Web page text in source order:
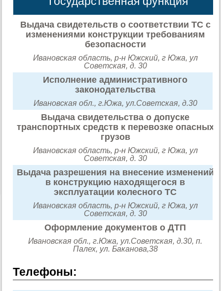
Выдача свидетельств о соответствии ТС с
изменениями конструкции требованиям
безопасности
Ивановская область, р-н Южский, г Южа, ул
Советская, д. 30
Исполнение административного
законодательства
Ивановская обл., г.Южа, ул.Советская, д.30
Выдача свидетельства о допуске
транспортных средств к перевозке опасных
грузов
Ивановская область, р-н Южский, г Южа, ул
Советская, д. 30
Выдача разрешения на внесение изменений
в конструкцию находящегося в
эксплуатации колесного ТС
Ивановская область, р-н Южский, г Южа, ул
Советская, д. 30
Оформление документов о ДТП
Ивановская обл., г.Южа, ул.Советская, д.30, п.
Палех, ул. Баканова,38
Телефоны: